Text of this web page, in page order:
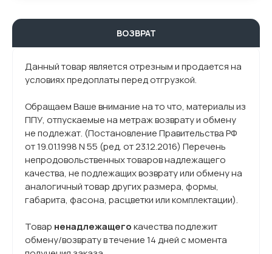
ВОЗВРАТ
Данный товар является отрезным и продается на
условиях предоплаты перед отгрузкой.
Обращаем Ваше внимание на то что, материалы из
ППУ, отпускаемые на метраж возврату и обмену
не подлежат. (Постановление Правительства РФ
от 19.01.1998 N 55 (ред. от 23.12.2016) Перечень
непродовольственных товаров надлежащего
качества, не подлежащих возврату или обмену на
аналогичный товар других размера, формы,
габарита, фасона, расцветки или комплектации).
Товар ненадлежащегокачества подлежит
обмену/возврату в течение 14 дней с момента